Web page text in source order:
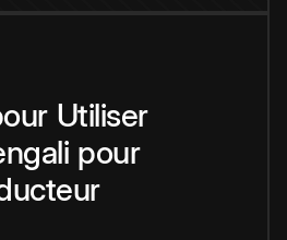
Utiliser
pour